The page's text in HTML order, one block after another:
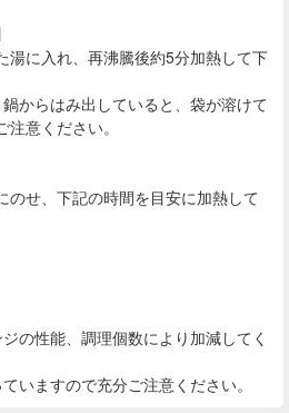
湯に入れ、再沸騰後約5分加熱して下
からはみ出していると、袋が溶けて
意ください。
のせ、下記の時間を目安に加熱して
の性能、調理個数により加減してく
いますので充分ご注意ください。